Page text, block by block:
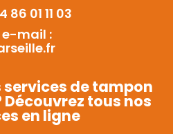
01 11 03
e-mail :
services de tampon
tous nos
en ligne